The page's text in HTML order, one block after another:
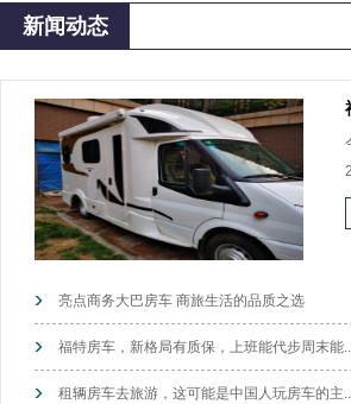
新闻动态
亮点商务大巴房车 商旅生活的品质之选
福特房车，新格局有质保，上班能代步周末能
租辆房车去旅游，这可能是中国人玩房车的主